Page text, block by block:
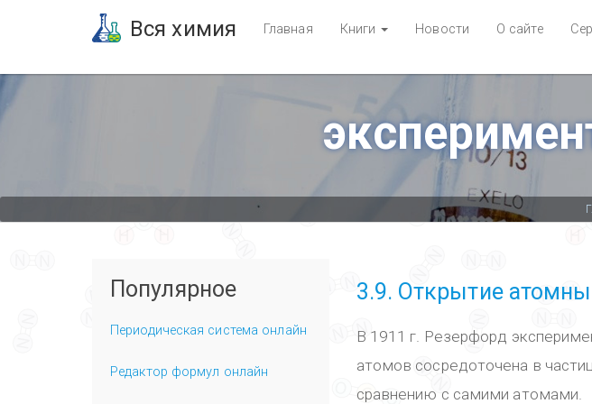
Вся химия Главная Книги Новости О сайте
3.9. Открытие
В 1911 г. Резерфорд
атомов сосредоточена в
сравнению с самими атомами.
Популярное
Периодическая система онлайн
Редактор формул онлайн